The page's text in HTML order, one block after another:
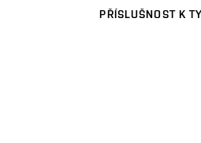
PŘÍSLUŠNOST K